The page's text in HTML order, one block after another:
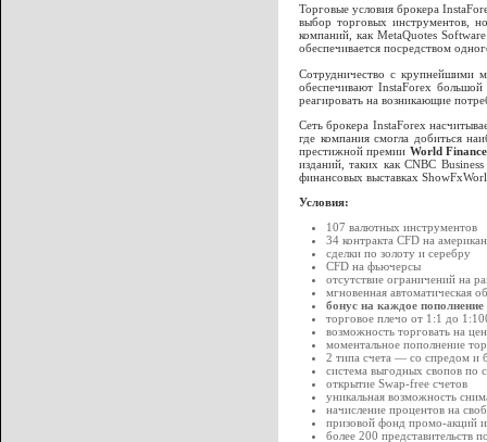
Торговые условия брокера
выбор торговых инструментов,
компаний, как MetaQuotes
обеспечивается посредством
Сотрудничество с крупнейшими
обеспечивают InstaForex большой
реагировать на возникающие
Сеть брокера InstaForex
где компания смогла добиться
престижной премии World
изданий, таких как CNBC
финансовых выставках
Условия:
107 валютных инструментов
34 контракта СFD на
сделки по золоту и серебру
CFD на фьючерсы
отсутствие ограничений на
мгновенная автоматическая
бонус на каждое
торговое плечо от 1:1 до
возможность торговать на
моментальное пополнение
2 типа счета — со спредом и
система выгодных свопов по
открытие Swap-free счетов
уникальная возможность
начисление процентов на
призовой фонд промо-акций
более 200 представительств